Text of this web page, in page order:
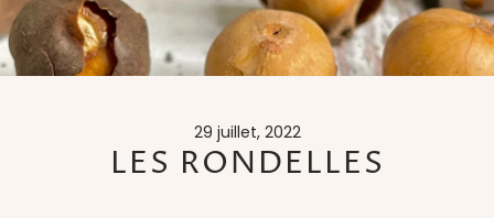
29 juillet, 2022
LES RONDELLES